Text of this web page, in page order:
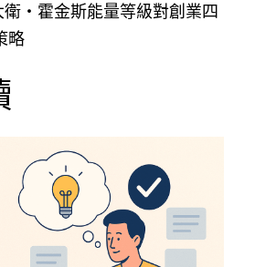
・霍金斯能量等級對創業四
略